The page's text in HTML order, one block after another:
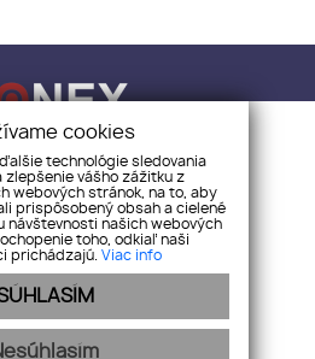
s.r.o.
+421 918 883 321
reality.sk
O NÁS KONTAKT CHCEM PREDAŤ
cookies
technológie sledovania
zlepšenie vášho zážitku z
webových stránok, na to, aby
prispôsobený obsah a cielené
návštevnosti našich webových
toho, odkiaľ naši
prichádzajú. Viac info